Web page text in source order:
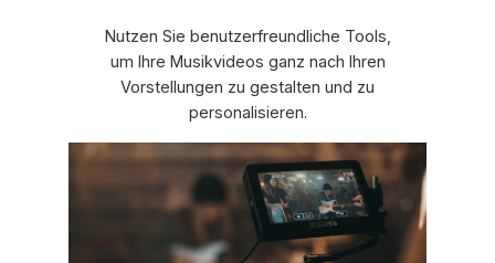
Nutzen Sie benutzerfreundliche Tools,
um Ihre Musikvideos ganz nach Ihren
Vorstellungen zu gestalten und zu
personalisieren.